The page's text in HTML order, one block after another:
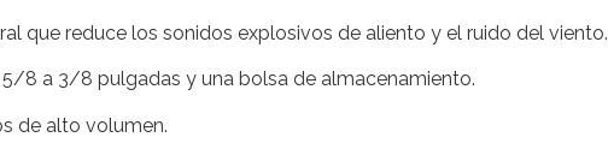
que reduce los sonidos explosivos de aliento y el ruido del viento.
8 a 3/8 pulgadas y una bolsa de almacenamiento.
de alto volumen.